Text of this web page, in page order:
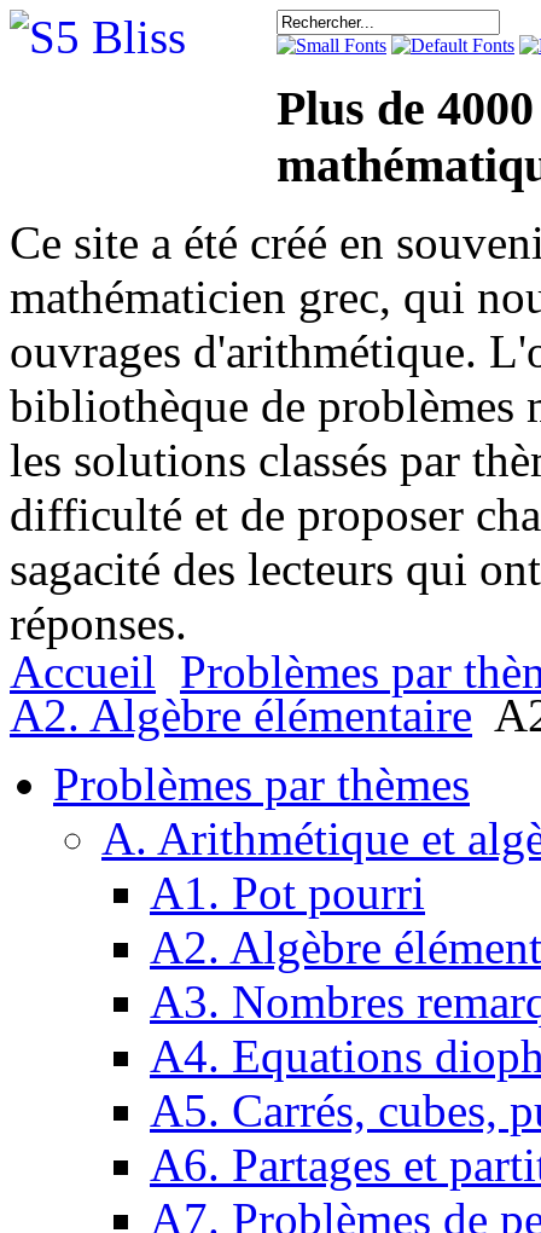
Plus de
Ce site a été créé en
mathématicien grec, qui
ouvrages d'arithmétique.
bibliothèque de problèmes
les solutions classés par
difficulté et de proposer
sagacité des lecteurs qui
réponses.
Accueil Problèmes par
A2. Algèbre élémentaire
Problèmes par thèmes
A. Arithmétique et
A1. Pot pourri
A2. Algèbre
A3. Nombres
A4. Equations
A5. Carrés, cubes,
A6. Partages et
A7. Problèmes de